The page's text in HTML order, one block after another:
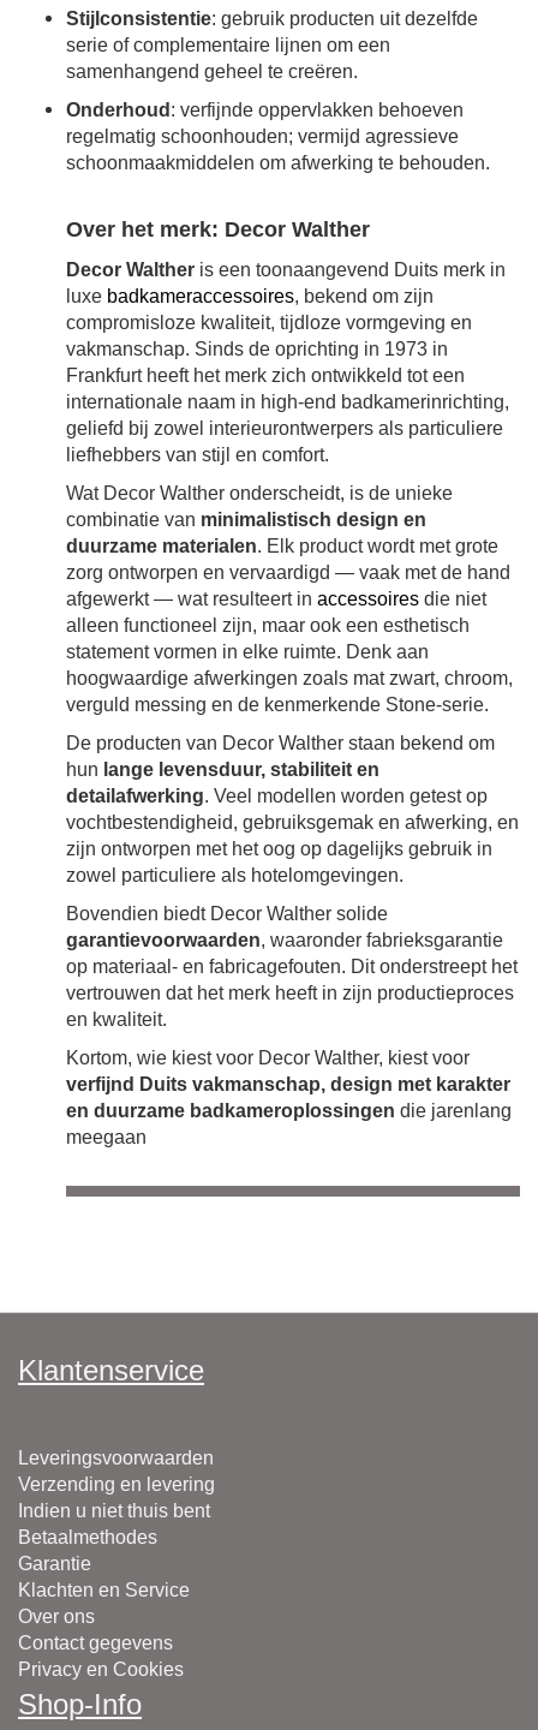
Stijlconsistentie: gebruik producten uit dezelfde
serie of complementaire lijnen om een
samenhangend geheel te creëren.
Onderhoud : verfijnde oppervlakken behoeven
regelmatig schoonhouden; vermijd agressieve
schoonmaakmiddelen om afwerking te behouden.
Over het merk: Decor Walther
Decor Walther is een toonaangevend Duits merk in
luxe badkameraccessoires, bekend om zijn
compromisloze kwaliteit, tijdloze vormgeving en
vakmanschap. Sinds de oprichting in 1973 in
Frankfurt heeft het merk zich ontwikkeld tot een
internationale naam in high-end badkamerinrichting,
geliefd bij zowel interieurontwerpers als particuliere
liefhebbers van stijl en comfort.
Wat Decor Walther onderscheidt, is de unieke
combinatie van minimalistisch design en
duurzame materialen. Elk product wordt met grote
zorg ontworpen en vervaardigd — vaak met de hand
afgewerkt — wat resulteert in accessoires die niet
alleen functioneel zijn, maar ook een esthetisch
statement vormen in elke ruimte. Denk aan
hoogwaardige afwerkingen zoals mat zwart, chroom,
verguld messing en de kenmerkende Stone-serie.
De producten van Decor Walther staan bekend om
hun lange levensduur, stabiliteit en
detailafwerking. Veel modellen worden getest op
vochtbestendigheid, gebruiksgemak en afwerking, en
zijn ontworpen met het oog op dagelijks gebruik in
zowel particuliere als hotelomgevingen.
Bovendien biedt Decor Walther solide
garantievoorwaarden, waaronder fabrieksgarantie
op materiaal- en fabricagefouten. Dit onderstreept het
vertrouwen dat het merk heeft in zijn productieproces
en kwaliteit.
Kortom, wie kiest voor Decor Walther, kiest voor
verfijnd Duits vakmanschap, design met karakter
en duurzame badkameroplossingen die jarenlang
meegaan
Klantenservice
Leveringsvoorwaarden
Verzending en levering
Indien u niet thuis bent
Betaalmethodes
Garantie
Klachten en Service
Over ons
Contact gegevens
Privacy en Cookies
Shop-Info